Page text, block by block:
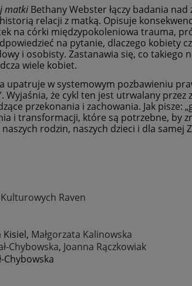
matki Bethany Webster łączy badania
relacji z matką. Opisuje
na córki międzypokoleniowa trauma,
na pytanie, dlaczego kobiety
i osobisty. Zastanawia się, co takiego
wiele kobiet.
upatruje w systemowym pozbawieniu
Wyjaśnia, że cykl ten jest utrwalany
przekonania i zachowania. Jak pisze:
i transformacji, które są potrzebne, by
rodzin, naszych dzieci i dla samej
Raven
Kisiel, Małgorzata Kalinowska
Chybowska, Joanna Rączkowiak
Chybowska